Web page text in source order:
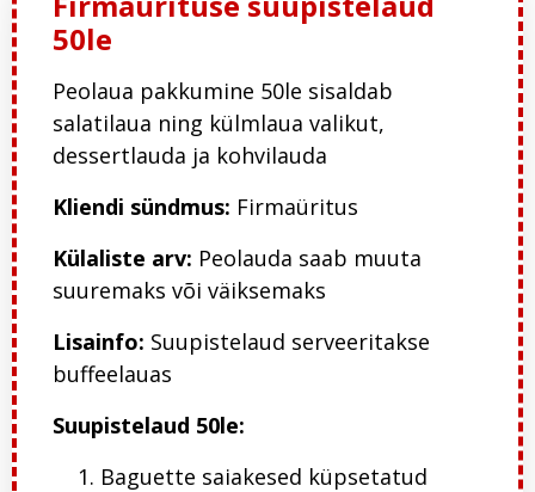
50le
Peolaua pakkumine 50le sisaldab
salatilaua ning külmlaua valikut,
dessertlauda ja kohvilauda
Kliendi sündmus: Firmaüritus
Külaliste arv: Peolauda saab muuta
suuremaks või väiksemaks
Lisainfo: Suupistelaud serveeritakse
buffeelauas
Suupistelaud 50le:
Baguette saiakesed küpsetatud